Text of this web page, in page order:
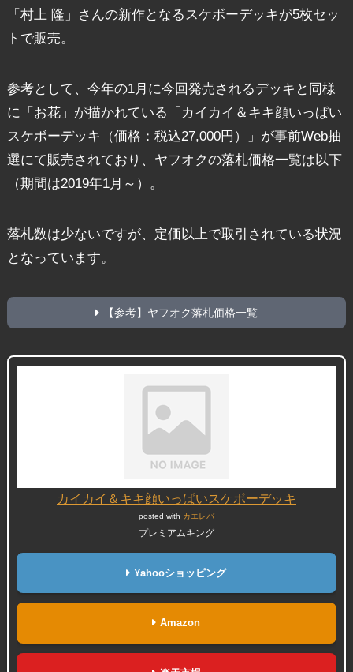
「村上 隆」さんの新作となるスケボーデッキが5枚セッ
トで販売。
参考として、今年の1月に今回発売されるデッキと同様
に「お花」が描かれている「カイカイ＆キキ顔いっぱい
スケボーデッキ（価格：税込27,000円）」が事前Web抽
選にて販売されており、ヤフオクの落札価格一覧は以下
（期間は2019年1月～）。
落札数は少ないですが、定価以上で取引されている状況
となっています。
【参考】ヤフオク落札価格一覧
カイカイ＆キキ顔いっぱいスケボーデッキ
posted with カエレバ
プレミアムキング
Yahooショッピング
Amazon